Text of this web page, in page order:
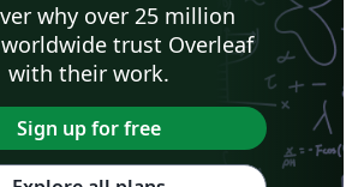
why over 25 million
trust Overleaf
with their work.
Sign up for free